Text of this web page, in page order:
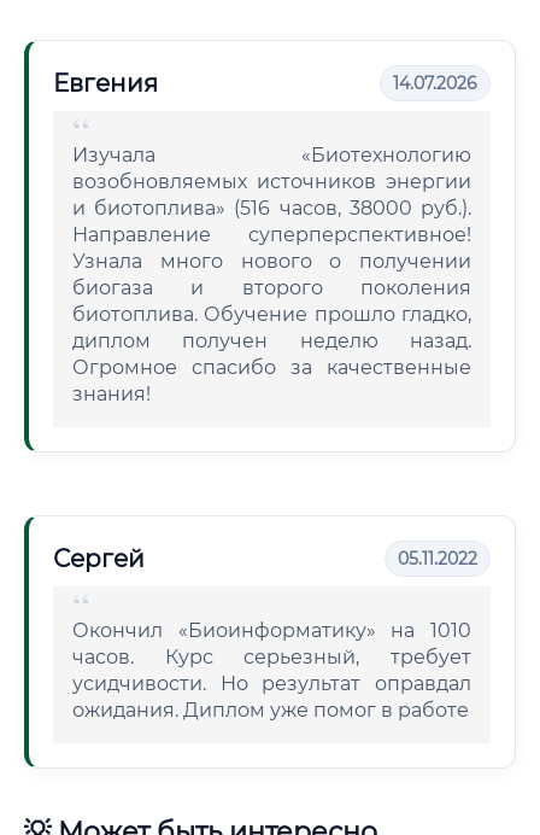
Евгения 14.07.2026
Изучала «Биотехнологию
возобновляемых источников энергии
и биотоплива» (516 часов, 38000 руб.).
Направление суперперспективное!
Узнала много нового о получении
биогаза и второго поколения
биотоплива. Обучение прошло гладко,
диплом получен неделю назад.
Огромное спасибо за качественные
знания!
Сергей 05.11.2022
Окончил «Биоинформатику» на 1010
часов. Курс серьезный, требует
усидчивости. Но результат оправдал
ожидания. Диплом уже помог в работе